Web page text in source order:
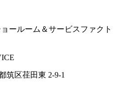
ールーム＆サービスファクト
筑区荏田東 2-9-1